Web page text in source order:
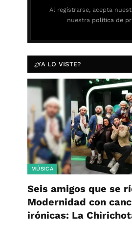
Al registrarse, acepta
nuestra política de
¿YA LO VISTE?
MÚSICA
Seis amigos que se
Modernidad con
irónicas: La